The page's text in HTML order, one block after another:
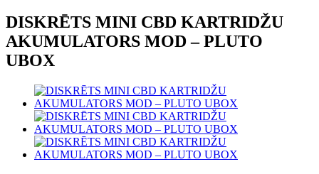
DISKRĒTS MINI CBD KARTRIDŽU
AKUMULATORS MOD – PLUTO
UBOX